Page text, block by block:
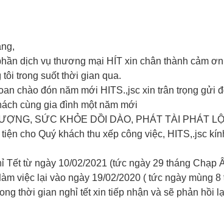
dịch vụ thương mại HÍT xin chân thành cảm
trong suốt thời gian qua.
chào đón năm mới HITS.,jsc xin trân trọng gửi
cùng gia đình một năm mới
SỨC KHỎE DỒI DÀO, PHÁT TÀI PHÁT
cho Quý khách thu xếp công việc, HITS,.jsc
Tết từ ngày 10/02/2021 (tức ngày 29 tháng Chạp
việc lại vào ngày 19/02/2020 ( tức ngày mùng 8
thời gian nghỉ tết xin tiếp nhận và sẽ phản hồi